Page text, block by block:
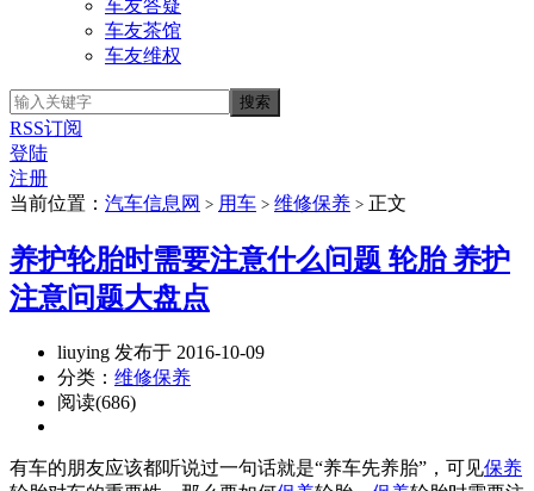
车友答疑
车友茶馆
车友维权
RSS订阅
登陆
注册
当前位置： 汽车信息网 > 用车 > 维修保养 > 正文
养护轮胎时需要注意什么问题 轮胎 养护
注意问题大盘点
liuying 发布于 2016-10-09
分类： 维修保养
阅读(686)
有车的朋友应该都听说过一句话就是“养车先养胎”，可见保养